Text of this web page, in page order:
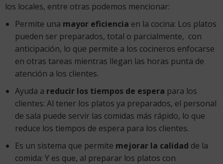
los locales, entre otras podemos mencionar:
Permite una mayor eficiencia en la cocina: Los platos
pueden ser preparados, total o parcialmente, con
anticipación, lo que permite a los cocineros enfocarse
en otras tareas mientras llegan las horas punta de
atención a los clientes.
Ayuda a reducir los tiempos de espera para los
clientes: Al tener los platos ya preparados, el personal
de sala puede servir las comidas más rápido, lo que
reduce los tiempos de espera para los clientes.
Es un sistema que permite mejorar la calidad de la
comida: Y es que, al preparar los platos con